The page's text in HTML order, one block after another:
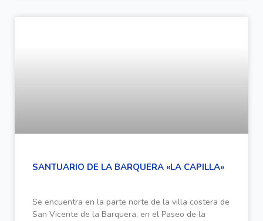
SANTUARIO DE LA BARQUERA «LA CAPILLA»
Se encuentra en la parte norte de la villa costera de
San Vicente de la Barquera, en el Paseo de la